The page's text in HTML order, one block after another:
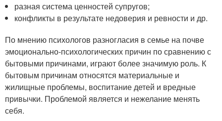
разная система ценностей супругов;
конфликты в результате недоверия и ревности и др.
По мнению психологов разногласия в семье на почве
эмоционально-психологических причин по сравнению с
бытовыми причинами, играют более значимую роль. К
бытовым причинам относятся материальные и
жилищные проблемы, воспитание детей и вредные
привычки. Проблемой является и нежелание менять
себя.